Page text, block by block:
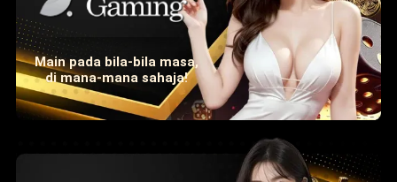
Main pada bila-bila masa,
di mana-mana sahaja!